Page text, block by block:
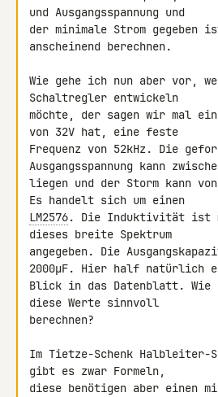
und Ausgangsspannung und
der minimale Strom gegeben
anscheinend berechnen.
Wie gehe ich nun aber vor,
Schaltregler entwickeln
möchte, der sagen wir mal
von 32V hat, eine feste
Frequenz von 52kHz. Die
Ausgangsspannung kann
liegen und der Storm kann
LM2576. Die Induktivität ist
dieses breite Spektrum
angegeben. Die
2000µF. Hier half natürlich
Blick in das Datenblatt. Wie
diese Werte sinnvoll
berechnen?
Im Tietze-Schenk Halbleiter-
gibt es zwar Formeln,
diese benötigen aber einen